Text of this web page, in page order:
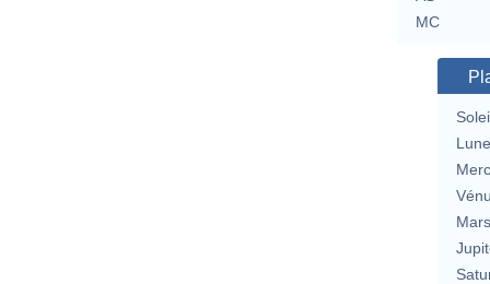
MC
Lune
Mars